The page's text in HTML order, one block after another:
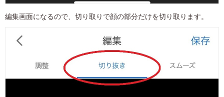
編集画面になるので、切り取りで顔の部分だけを切り取ります。